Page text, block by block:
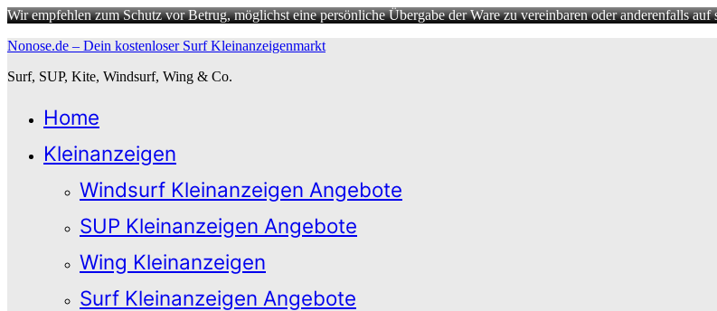
Wir empfehlen zum Schutz vor Betrug, möglichst eine persönliche Übergabe der Ware zu vereinbaren oder anderenfalls
Zum
springen
Nonose.de – Dein kostenloser Surf Kleinanzeigenmarkt
Surf, SUP, Kite, Windsurf, Wing & Co.
Home
Kleinanzeigen
Windsurf Kleinanzeigen Angebote
SUP Kleinanzeigen Angebote
Wing Kleinanzeigen
Surf Kleinanzeigen Angebote